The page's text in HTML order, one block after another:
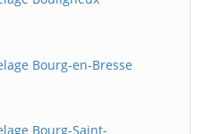
Bourg-en-Bresse
Bourg-Saint-